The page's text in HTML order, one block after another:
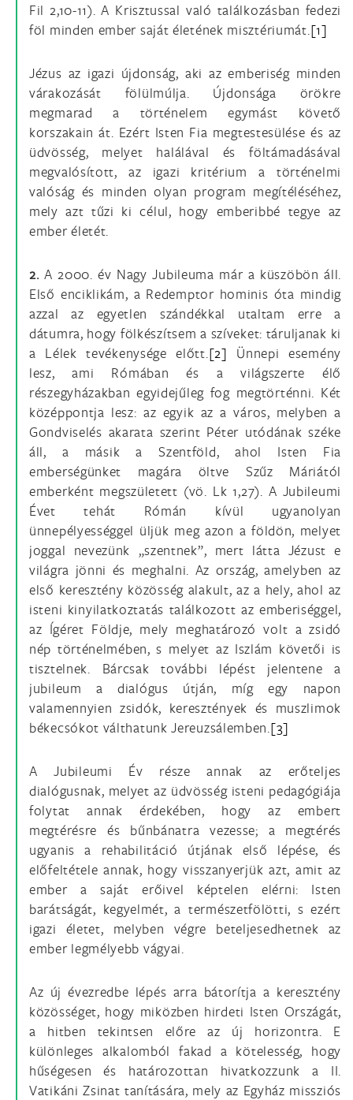
Fil 2,10-11). A Krisztussal való találkozásban fedezi
föl minden ember saját életének misztériumát.[1]
Jézus az igazi újdonság, aki az emberiség minden
várakozását fölülmúlja. Újdonsága örökre
megmarad a történelem egymást követő
korszakain át. Ezért Isten Fia megtestesülése és az
üdvösség, melyet halálával és föltámadásával
megvalósított, az igazi kritérium a történelmi
valóság és minden olyan program megítéléséhez,
mely azt tűzi ki célul, hogy emberibbé tegye az
ember életét.
2.A 2000. év Nagy Jubileuma már a küszöbön áll.
Első enciklikám, a Redemptor hominis óta mindig
azzal az egyetlen szándékkal utaltam erre a
dátumra, hogy fölkészítsem a szíveket: táruljanak ki
a Lélek tevékenysége előtt.[2] Ünnepi esemény
lesz, ami Rómában és a világszerte élő
részegyházakban egyidejűleg fog megtörténni. Két
középpontja lesz: az egyik az a város, melyben a
Gondviselés akarata szerint Péter utódának széke
áll, a másik a Szentföld, ahol Isten Fia
emberségünket magára öltve Szűz Máriától
emberként megszületett (vö. Lk 1,27). A Jubileumi
Évet tehát Rómán kívül ugyanolyan
ünnepélyességgel üljük meg azon a földön, melyet
joggal nevezünk „szentnek”, mert látta Jézust e
világra jönni és meghalni. Az ország, amelyben az
első keresztény közösség alakult, az a hely, ahol az
isteni kinyilatkoztatás találkozott az emberiséggel,
az Ígéret Földje, mely meghatározó volt a zsidó
nép történelmében, s melyet az Iszlám követői is
tisztelnek. Bárcsak további lépést jelentene a
jubileum a dialógus útján, míg egy napon
valamennyien zsidók, keresztények és muszlimok
békecsókot válthatunk Jereuzsálemben.[3]
A Jubileumi Év része annak az erőteljes
dialógusnak, melyet az üdvösség isteni pedagógiája
folytat annak érdekében, hogy az embert
megtérésre és bűnbánatra vezesse; a megtérés
ugyanis a rehabilitáció útjának első lépése, és
előfeltétele annak, hogy visszanyerjük azt, amit az
ember a saját erőivel képtelen elérni: Isten
barátságát, kegyelmét, a természetfölötti, s ezért
igazi életet, melyben végre beteljesedhetnek az
ember legmélyebb vágyai.
Az új évezredbe lépés arra bátorítja a keresztény
közösséget, hogy miközben hirdeti Isten Országát,
a hitben tekintsen előre az új horizontra. E
különleges alkalomból fakad a kötelesség, hogy
hűségesen és határozottan hivatkozzunk a II.
Vatikáni Zsinat tanítására, mely az Egyház missziós